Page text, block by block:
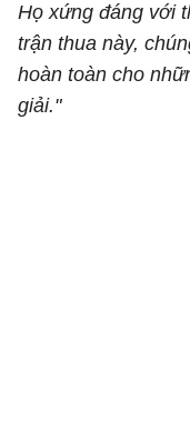
Họ xứng đáng với
trận thua này,
hoàn toàn cho
giải."